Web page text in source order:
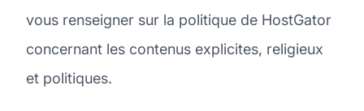
vous renseigner sur la politique de HostGator
concernant les contenus explicites, religieux
et politiques.